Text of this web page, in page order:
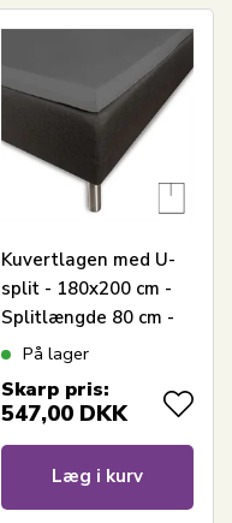
Kuvertlagen med U-
split - 180x200 cm -
Splitlængde 80 cm -
Antracit - 100%
Cotton
På lager
Skarp pris:
547,00 DKK
Læg i kurv